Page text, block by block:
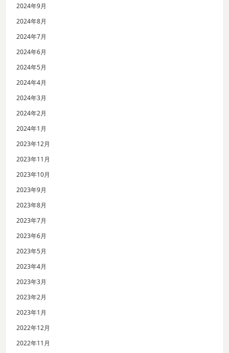
2024年9月
2024年8月
2024年7月
2024年6月
2024年5月
2024年4月
2024年3月
2024年2月
2024年1月
2023年12月
2023年11月
2023年10月
2023年9月
2023年8月
2023年7月
2023年6月
2023年5月
2023年4月
2023年3月
2023年2月
2023年1月
2022年12月
2022年11月